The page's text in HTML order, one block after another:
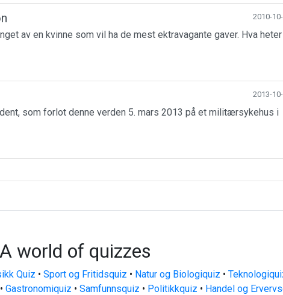
2010-
av en kvinne som vil ha de mest ektravagante gaver. Hva heter
2013-
som forlot denne verden 5. mars 2013 på et militærsykehus i
A world of quizzes
Quiz • Sport og Fritidsquiz • Natur og Biologiquiz •
• Gastronomiquiz • Samfunnsquiz • Politikkquiz • Handel og